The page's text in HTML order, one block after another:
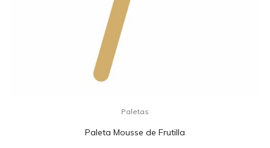
Paletas
Paleta Mousse de Frutilla